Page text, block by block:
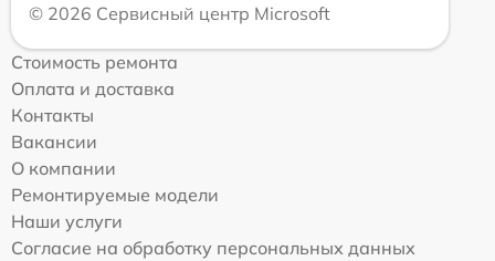
© 2026 Сервисный центр Microsoft
Стоимость ремонта
Оплата и доставка
Контакты
Вакансии
О компании
Ремонтируемые модели
Наши услуги
Согласие на обработку персональных данных